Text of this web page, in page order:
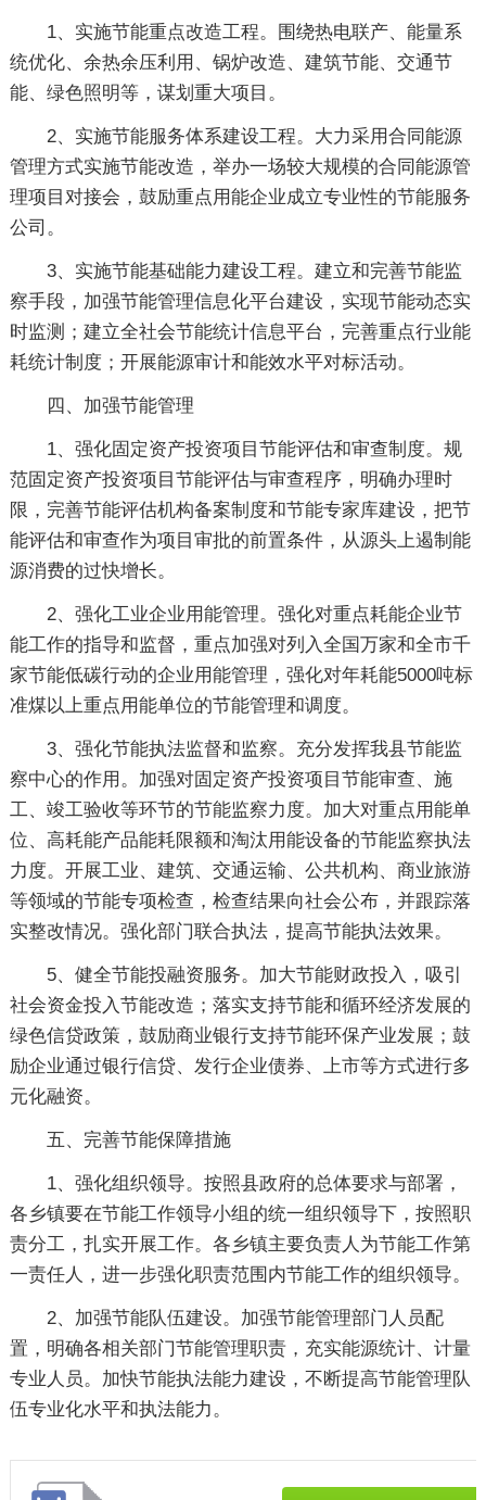
1、实施节能重点改造工程。围绕热电联产、能量系
统优化、余热余压利用、锅炉改造、建筑节能、交通节
能、绿色照明等，谋划重大项目。
2、实施节能服务体系建设工程。大力采用合同能源
管理方式实施节能改造，举办一场较大规模的合同能源管
理项目对接会，鼓励重点用能企业成立专业性的节能服务
公司。
3、实施节能基础能力建设工程。建立和完善节能监
察手段，加强节能管理信息化平台建设，实现节能动态实
时监测；建立全社会节能统计信息平台，完善重点行业能
耗统计制度；开展能源审计和能效水平对标活动。
四、加强节能管理
1、强化固定资产投资项目节能评估和审查制度。规
范固定资产投资项目节能评估与审查程序，明确办理时
限，完善节能评估机构备案制度和节能专家库建设，把节
能评估和审查作为项目审批的前置条件，从源头上遏制能
源消费的过快增长。
2、强化工业企业用能管理。强化对重点耗能企业节
能工作的指导和监督，重点加强对列入全国万家和全市千
家节能低碳行动的企业用能管理，强化对年耗能5000吨标
准煤以上重点用能单位的节能管理和调度。
3、强化节能执法监督和监察。充分发挥我县节能监
察中心的作用。加强对固定资产投资项目节能审查、施
工、竣工验收等环节的节能监察力度。加大对重点用能单
位、高耗能产品能耗限额和淘汰用能设备的节能监察执法
力度。开展工业、建筑、交通运输、公共机构、商业旅游
等领域的节能专项检查，检查结果向社会公布，并跟踪落
实整改情况。强化部门联合执法，提高节能执法效果。
5、健全节能投融资服务。加大节能财政投入，吸引
社会资金投入节能改造；落实支持节能和循环经济发展的
绿色信贷政策，鼓励商业银行支持节能环保产业发展；鼓
励企业通过银行信贷、发行企业债券、上市等方式进行多
元化融资。
五、完善节能保障措施
1、强化组织领导。按照县政府的总体要求与部署，
各乡镇要在节能工作领导小组的统一组织领导下，按照职
责分工，扎实开展工作。各乡镇主要负责人为节能工作第
一责任人，进一步强化职责范围内节能工作的组织领导。
2、加强节能队伍建设。加强节能管理部门人员配
置，明确各相关部门节能管理职责，充实能源统计、计量
专业人员。加快节能执法能力建设，不断提高节能管理队
伍专业化水平和执法能力。